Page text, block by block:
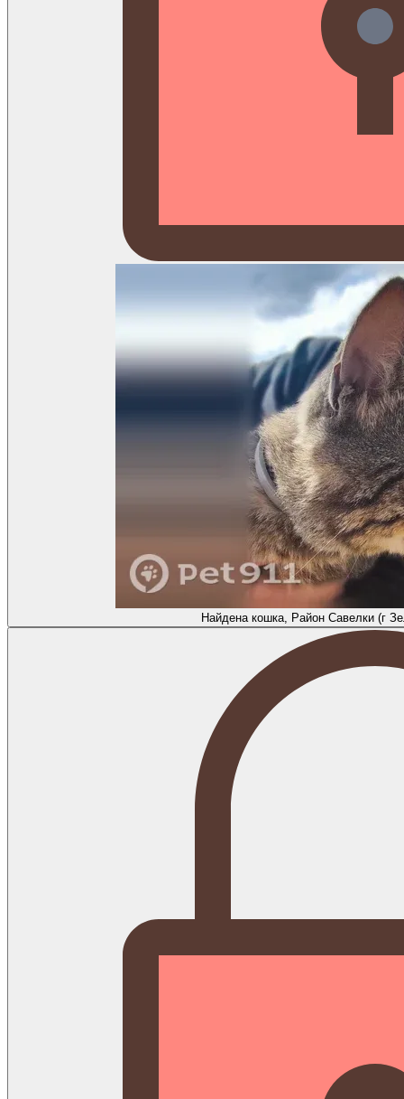
Найдена кошка, Район Савелки (г